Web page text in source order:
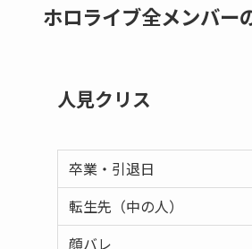
ホロライブ全メンバー
人見クリス
卒業・引退日
転生先（中の人）
顔バレ